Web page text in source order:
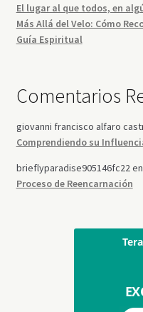
El lugar al que todos, en
Más Allá del Velo: Cómo
Guía Espiritual
Comentarios
giovanni francisco alfaro
Comprendiendo su
brieflyparadise905146fc22en
Proceso de Reencarnación